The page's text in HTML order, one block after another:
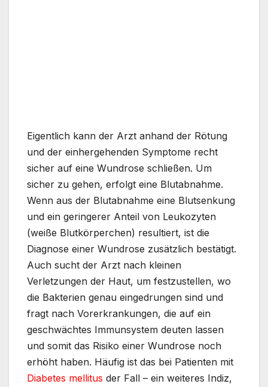
Eigentlich kann der Arzt anhand der Rötung
und der einhergehenden Symptome recht
sicher auf eine Wundrose schließen. Um
sicher zu gehen, erfolgt eine Blutabnahme.
Wenn aus der Blutabnahme eine Blutsenkung
und ein geringerer Anteil von Leukozyten
(weiße Blutkörperchen) resultiert, ist die
Diagnose einer Wundrose zusätzlich bestätigt.
Auch sucht der Arzt nach kleinen
Verletzungen der Haut, um festzustellen, wo
die Bakterien genau eingedrungen sind und
fragt nach Vorerkrankungen, die auf ein
geschwächtes Immunsystem deuten lassen
und somit das Risiko einer Wundrose noch
erhöht haben. Häufig ist das bei Patienten mit
Diabetes mellitus der Fall – ein weiteres Indiz,